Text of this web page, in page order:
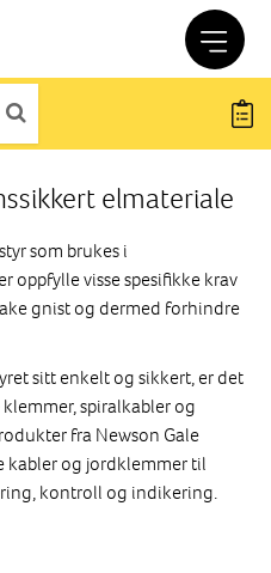
elmateriale
som brukes i
oppfylle visse spesifikke krav
gnist og dermed forhindre
sitt enkelt og sikkert, er det
spiralkabler og
fra Newson Gale
kabler og jordklemmer til
kontroll og indikering.